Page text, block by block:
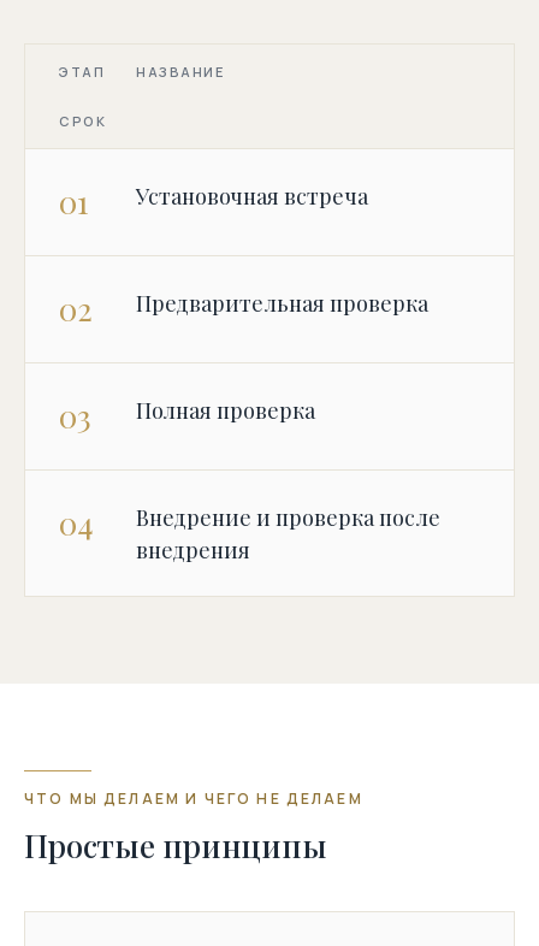
ЭТАП НАЗВАНИЕ
СРОК
01 Установочная встреча
02 Предварительная проверка
03 Полная проверка
04
Внедрение и проверка после
внедрения
ЧТО МЫ ДЕЛАЕМ И ЧЕГО НЕ ДЕЛАЕМ
Простые принципы